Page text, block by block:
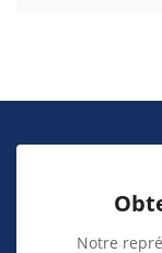
Notre